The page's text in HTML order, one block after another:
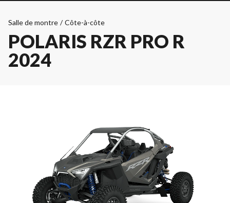
Salle de montre / Côte-à-côte
POLARIS RZR PRO R
2024